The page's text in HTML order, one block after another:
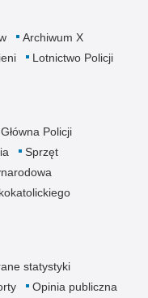
Archiwum X
Lotnictwo Policji
Policji
Sprzęt
statystyki
Opinia publiczna